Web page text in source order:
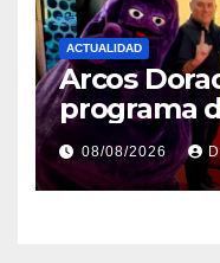
ACTUALIDAD
Arcos
programa
tres de
leales de
08/08/2026